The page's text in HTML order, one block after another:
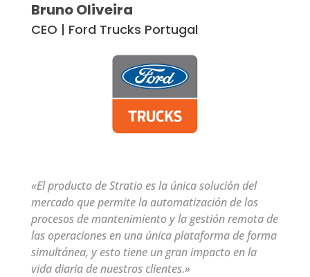
Bruno Oliveira
CEO | Ford Trucks Portugal
«El producto de Stratio es la única solución del
mercado que permite la automatización de los
procesos de mantenimiento y la gestión remota de
las operaciones en una única plataforma de forma
simultánea, y esto tiene un gran impacto en la
vida diaria de nuestros clientes.»